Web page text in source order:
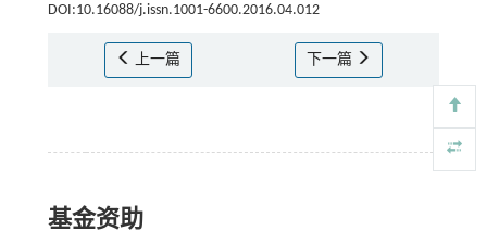
DOI:10.16088/j.issn.1001-6600.2016.04.012
上一篇 下一篇
基金资助